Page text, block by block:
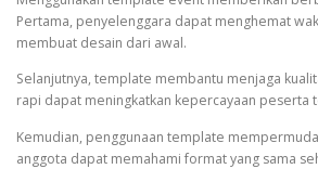
Pertama, penyelenggara dapat menghemat
membuat desain dari awal.
Selanjutnya, template membantu menjaga
rapi dapat meningkatkan kepercayaan peserta
Kemudian, penggunaan template
anggota dapat memahami format yang sama